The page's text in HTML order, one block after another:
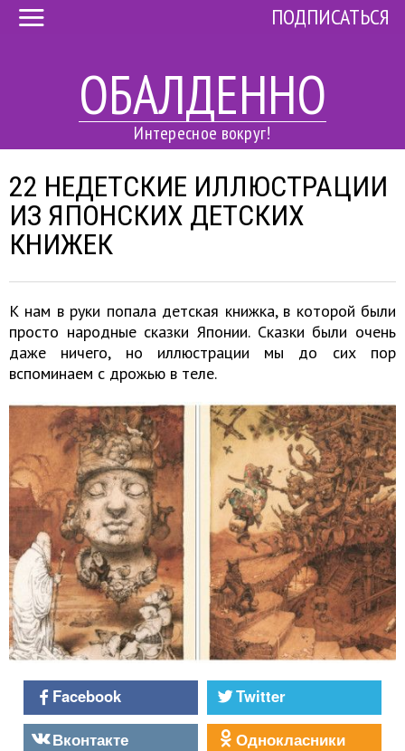
ОБАЛДЕННО
Интересное вокруг!
ПОДПИСАТЬСЯ
22 НЕДЕТСКИЕ ИЛЛЮСТРАЦИИ
ИЗ ЯПОНСКИХ ДЕТСКИХ
КНИЖЕК
К нам в руки попала детская книжка, в которой были
просто народные сказки Японии. Сказки были очень
даже ничего, но иллюстрации мы до сих пор
вспоминаем с дрожью в теле.
Facebook
Twitter
Вконтакте
Однокласники